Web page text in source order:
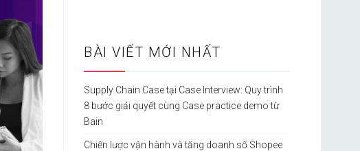
BÀI VIẾT MỚI NHẤT
Supply Chain Case tại Case Interview: Quy trình
8 bước giải quyết cùng Case practice demo từ
Bain
Chiến lược vận hành và tăng doanh số Shopee